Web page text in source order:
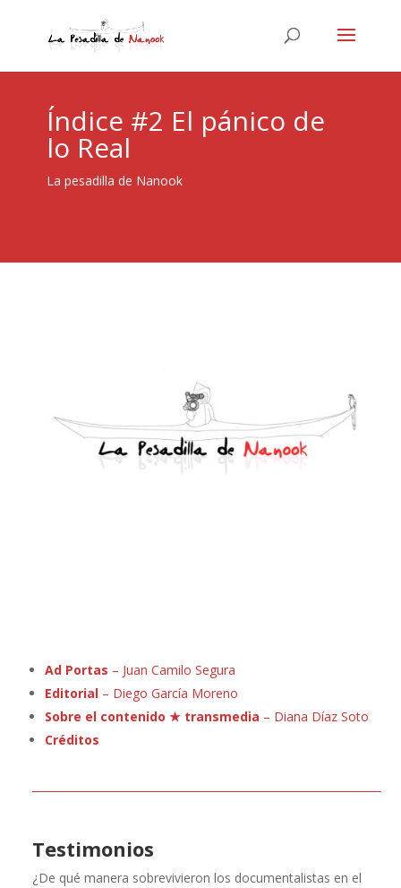
Índice #2 El pánico de
lo Real
La pesadilla de Nanook
Ad Portas – Juan Camilo Segura
Editorial – Diego García Moreno
Sobre el contenido ★ transmedia – Diana Díaz Soto
Créditos
Testimonios
¿De qué manera sobrevivieron los documentalistas en el